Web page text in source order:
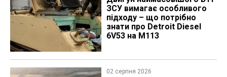
ЗСУ вимагає особливого
підходу – що потрібно
знати про Detroit Diesel
6V53 на M113
02 серпня 2026